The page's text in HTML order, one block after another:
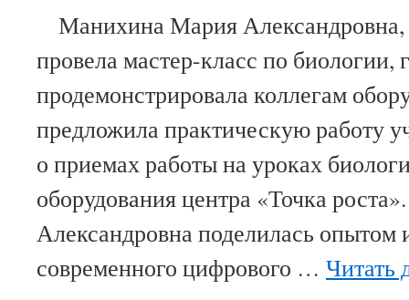
Манихина Мария Александровна,
провела мастер-класс по биологии,
продемонстрировала коллегам
предложила практическую работу
о приемах работы на уроках
оборудования центра «Точка
Александровна поделилась опытом
современного цифрового … Читать